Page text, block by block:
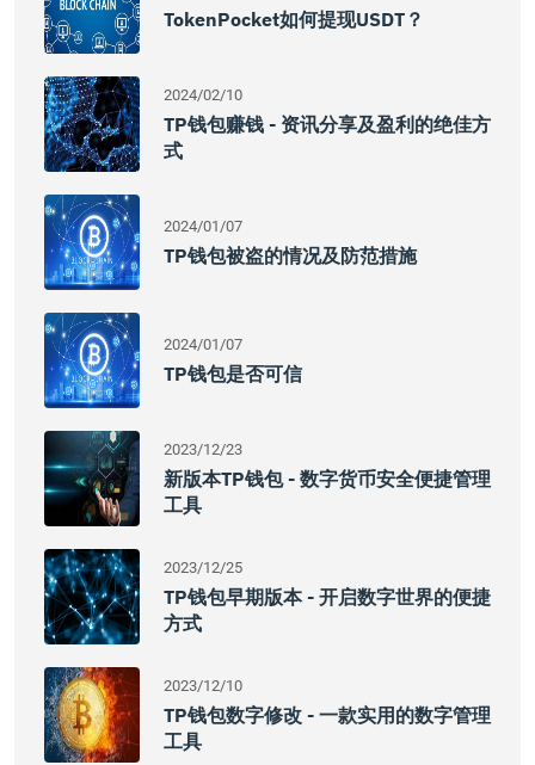
TokenPocket如何提现USDT？
2024/02/10
TP钱包赚钱 - 资讯分享及盈利的绝佳方
式
2024/01/07
TP钱包被盗的情况及防范措施
2024/01/07
TP钱包是否可信
2023/12/23
新版本TP钱包 - 数字货币安全便捷管理
工具
2023/12/25
TP钱包早期版本 - 开启数字世界的便捷
方式
2023/12/10
TP钱包数字修改 - 一款实用的数字管理
工具